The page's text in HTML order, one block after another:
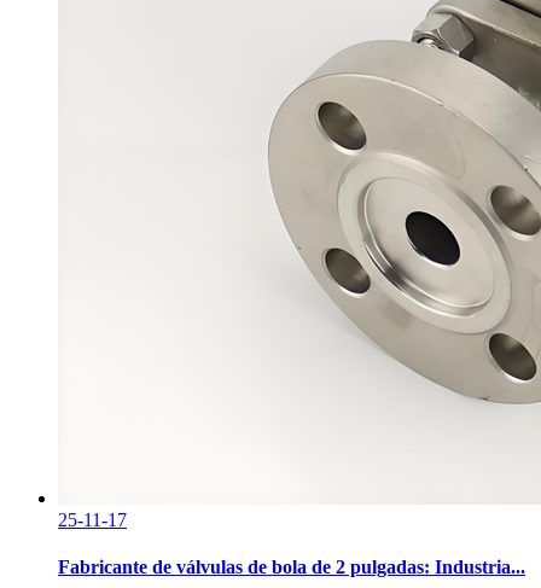
25-11-17
Fabricante de válvulas de bola de 2 pulgadas: Industria...